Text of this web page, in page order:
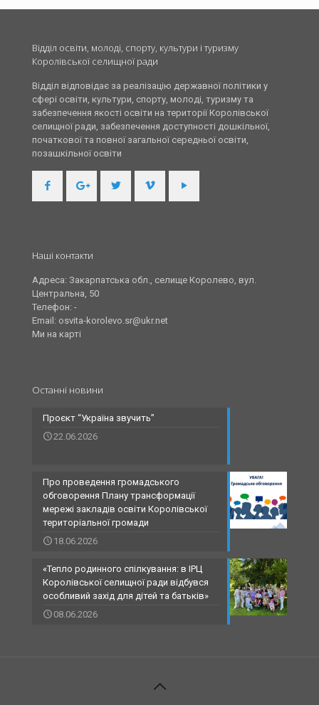
Відділ освіти, молоді, спорту, культури і туризму
Королівської селищної ради
Відділ відповідає за реалізацію державної політики у
сфері освіти, культури, спорту, молоді, туризму та
забезпечення якості освіти на території Королівської
селищної ради, забезпечення доступності дошкільної,
початкової та повної загальної середньої освіти,
позашкільної освіти
Наші контакти
Адреса: Закарпатська обл., селище Королево, вул.
Центральна, 50
Телефон: -
Email: osvita-korolevo.sr@ukr.net
Ми на карті
Останні новини
Проєкт “Україна звучить”
22.06.2026
Про проведення громадського
обговорення Плану трансформації
мережі закладів освіти Королівської
територіальної громади
18.06.2026
«Тепло родинного спілкування: в ІРЦ
Королівської селищної ради відбувся
особливий захід для дітей та батьків»
08.06.2026